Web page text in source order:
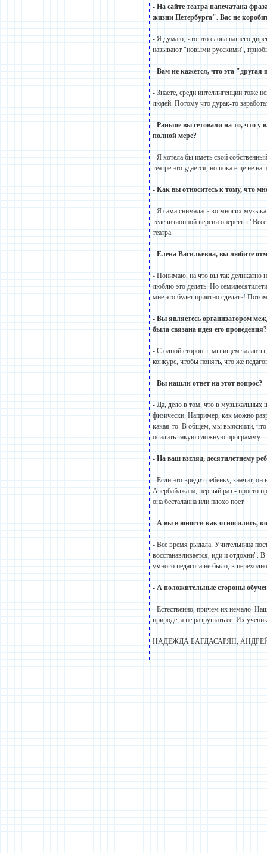
- На сайте театра напечатана
жизни Петербурга". Вас не
- Я думаю, что это слова нашего
называют "новыми русскими",
- Вам не кажется, что эта "другая
- Знаете, среди интеллигенции тоже
людей. Потому что дурак-то
- Раньше вы сетовали на то, что у
полной мере?
- Я хотела бы иметь свой
театре это удается, но пока еще не
- Как вы относитесь к тому, что
- Я сама снималась во многих
телевизионной версии оперетты
театра.
- Елена Васильевна, вы любите
- Понимаю, на что вы так деликатно
люблю это делать. Но
мне это будет приятно сделать!
- Вы являетесь организатором
была связана идея его проведения?
- С одной стороны, мы ищем таланты,
конкурс, чтобы понять, что же
- Вы нашли ответ на этот вопрос?
- Да, дело в том, что в музыкальных
физически. Например, как можно
какая-то. В общем, мы выяснили, что
осилить такую сложную программу.
- На ваш взгляд, десятилетнему
- Если это вредит ребенку, значит,
Азербайджана, первый раз - просто
она бесталанна или плохо поет.
- А вы в юности как относились,
- Все время рыдала. Учительница
восстанавливается, иди и отдохни".
умного педагога не было, в
- А положительные стороны
- Естественно, причем их немало.
природе, а не разрушать ее. Их
НАДЕЖДА БАГДАСАРЯН,